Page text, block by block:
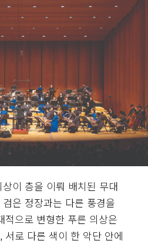
이 층을 이뤄 배치된 무대
은 정장과는 다른 풍경을
적으로 변형한 푸른 의상은
서로 다른 색이 한 악단 안에